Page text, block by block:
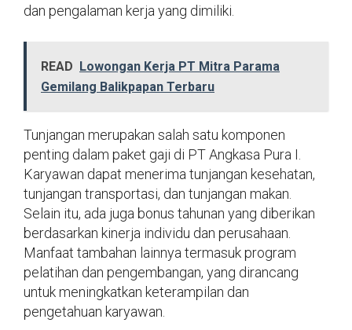
dan pengalaman kerja yang dimiliki.
READ Lowongan Kerja PT Mitra Parama
Gemilang Balikpapan Terbaru
Tunjangan merupakan salah satu komponen
penting dalam paket gaji di PT Angkasa Pura I.
Karyawan dapat menerima tunjangan kesehatan,
tunjangan transportasi, dan tunjangan makan.
Selain itu, ada juga bonus tahunan yang diberikan
berdasarkan kinerja individu dan perusahaan.
Manfaat tambahan lainnya termasuk program
pelatihan dan pengembangan, yang dirancang
untuk meningkatkan keterampilan dan
pengetahuan karyawan.